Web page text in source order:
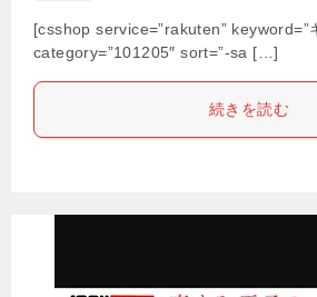
[csshop service=”rakuten” keyword=”
category=”101205″ sort=”-sa […]
続きを読む